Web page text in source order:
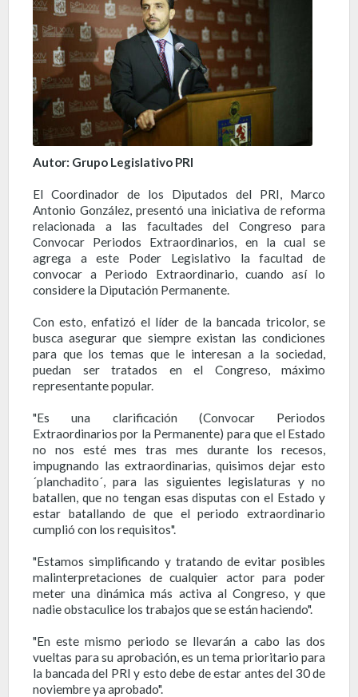
Autor: Grupo Legislativo PRI
El Coordinador de los Diputados del PRI, Marco
Antonio González, presentó una iniciativa de reforma
relacionada a las facultades del Congreso para
Convocar Periodos Extraordinarios, en la cual se
agrega a este Poder Legislativo la facultad de
convocar a Periodo Extraordinario, cuando así lo
considere la Diputación Permanente.
Con esto, enfatizó el líder de la bancada tricolor, se
busca asegurar que siempre existan las condiciones
para que los temas que le interesan a la sociedad,
puedan ser tratados en el Congreso, máximo
representante popular.
"Es una clarificación (Convocar Periodos
Extraordinarios por la Permanente) para que el Estado
no nos esté mes tras mes durante los recesos,
impugnando las extraordinarias, quisimos dejar esto
´planchadito´, para las siguientes legislaturas y no
batallen, que no tengan esas disputas con el Estado y
estar batallando de que el periodo extraordinario
cumplió con los requisitos".
"Estamos simplificando y tratando de evitar posibles
malinterpretaciones de cualquier actor para poder
meter una dinámica más activa al Congreso, y que
nadie obstaculice los trabajos que se están haciendo".
"En este mismo periodo se llevarán a cabo las dos
vueltas para su aprobación, es un tema prioritario para
la bancada del PRI y esto debe de estar antes del 30 de
noviembre ya aprobado".